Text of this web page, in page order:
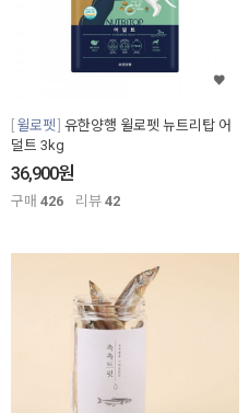
윌로펫 유한양행 윌로펫 뉴트리탑 어
덜트 3kg
36,900원
구매 426 리뷰 42